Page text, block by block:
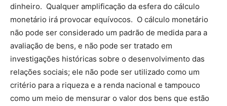
dinheiro. Qualquer amplificação da esfera do cálculo
monetário irá provocar equívocos. O cálculo monetário
não pode ser considerado um padrão de medida para a
avaliação de bens, e não pode ser tratado em
investigações históricas sobre o desenvolvimento das
relações sociais; ele não pode ser utilizado como um
critério para a riqueza e a renda nacional e tampouco
como um meio de mensurar o valor dos bens que estão